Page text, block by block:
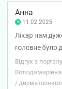
Анна
11.02.2025
Лікар нам
головне було
лікар гарно
Відгук з
/